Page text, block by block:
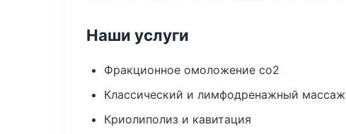
Наши услуги
Фракционное омоложение co2
Классический и лимфодренажный массаж
Криолиполиз и кавитация